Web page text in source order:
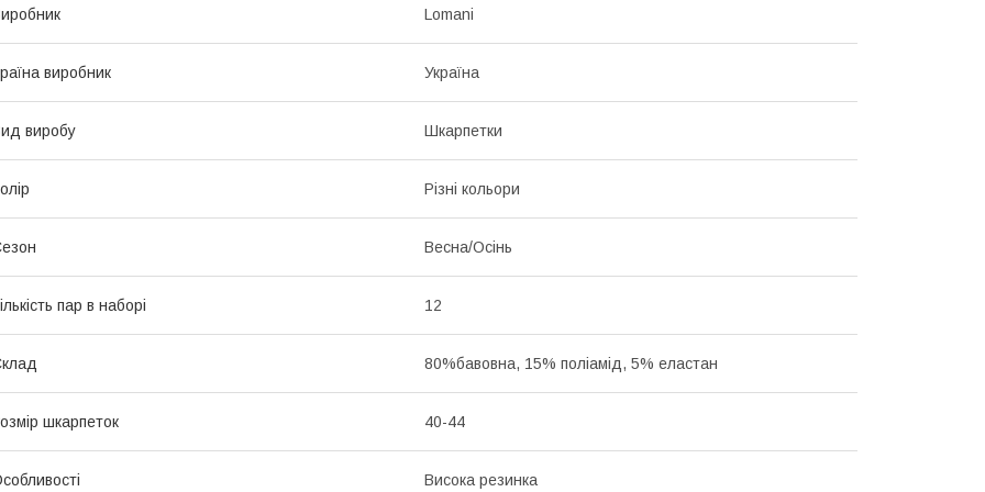
Lomani
виробник Україна
виробу Шкарпетки
Різні кольори
Весна/Осінь
пар в наборі 12
80%бавовна, 15% поліамід, 5% еластан
шкарпеток 40-44
Висока резинка